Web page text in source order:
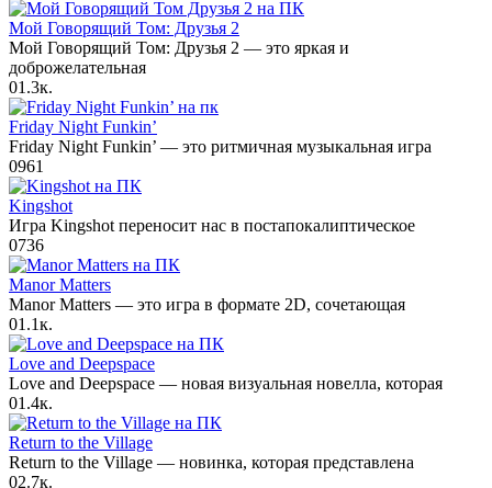
Мой Говорящий Том: Друзья 2
Мой Говорящий Том: Друзья 2 — это яркая и
доброжелательная
01.3к.
Friday Night Funkin’
Friday Night Funkin’ — это ритмичная музыкальная игра
0961
Kingshot
Игра Kingshot переносит нас в постапокалиптическое
0736
Manor Matters
Manor Matters — это игра в формате 2D, сочетающая
01.1к.
Love and Deepspace
Love and Deepspace — новая визуальная новелла, которая
01.4к.
Return to the Village
Return to the Village — новинка, которая представлена
02.7к.